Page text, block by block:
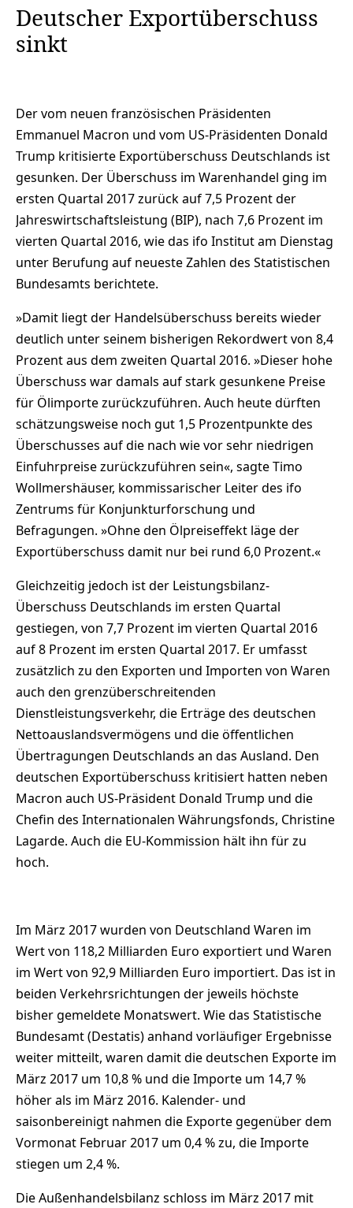
Deutscher Exportüberschuss
sinkt
Der vom neuen französischen Präsidenten
Emmanuel Macron und vom US-Präsidenten Donald
Trump kritisierte Exportüberschuss Deutschlands ist
gesunken. Der Überschuss im Warenhandel ging im
ersten Quartal 2017 zurück auf 7,5 Prozent der
Jahreswirtschaftsleistung (BIP), nach 7,6 Prozent im
vierten Quartal 2016, wie das ifo Institut am Dienstag
unter Berufung auf neueste Zahlen des Statistischen
Bundesamts berichtete.
»Damit liegt der Handelsüberschuss bereits wieder
deutlich unter seinem bisherigen Rekordwert von 8,4
Prozent aus dem zweiten Quartal 2016. »Dieser hohe
Überschuss war damals auf stark gesunkene Preise
für Ölimporte zurückzuführen. Auch heute dürften
schätzungsweise noch gut 1,5 Prozentpunkte des
Überschusses auf die nach wie vor sehr niedrigen
Einfuhrpreise zurückzuführen sein«, sagte Timo
Wollmershäuser, kommissarischer Leiter des ifo
Zentrums für Konjunkturforschung und
Befragungen. »Ohne den Ölpreiseffekt läge der
Exportüberschuss damit nur bei rund 6,0 Prozent.«
Gleichzeitig jedoch ist der Leistungsbilanz-
Überschuss Deutschlands im ersten Quartal
gestiegen, von 7,7 Prozent im vierten Quartal 2016
auf 8 Prozent im ersten Quartal 2017. Er umfasst
zusätzlich zu den Exporten und Importen von Waren
auch den grenzüberschreitenden
Dienstleistungsverkehr, die Erträge des deutschen
Nettoauslandsvermögens und die öffentlichen
Übertragungen Deutschlands an das Ausland. Den
deutschen Exportüberschuss kritisiert hatten neben
Macron auch US-Präsident Donald Trump und die
Chefin des Internationalen Währungsfonds, Christine
Lagarde. Auch die EU-Kommission hält ihn für zu
hoch.
Im März 2017 wurden von Deutschland Waren im
Wert von 118,2 Milliarden Euro exportiert und Waren
im Wert von 92,9 Milliarden Euro importiert. Das ist in
beiden Verkehrsrichtungen der jeweils höchste
bisher gemeldete Monatswert. Wie das Statistische
Bundesamt (Destatis) anhand vorläufiger Ergebnisse
weiter mitteilt, waren damit die deutschen Exporte im
März 2017 um 10,8 % und die Importe um 14,7 %
höher als im März 2016. Kalender- und
saisonbereinigt nahmen die Exporte gegenüber dem
Vormonat Februar 2017 um 0,4 % zu, die Importe
stiegen um 2,4 %.
Die Außenhandelsbilanz schloss im März 2017 mit